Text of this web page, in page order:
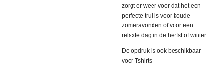
zorgt er weer voor dat het een
perfecte trui is voor koude
zomeravonden of voor een
relaxte dag in de herfst of winter.
De opdruk is ook beschikbaar
voor Tshirts.